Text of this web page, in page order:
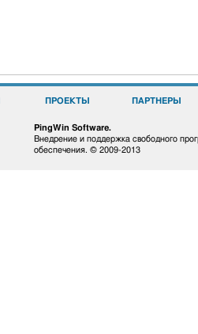
ПРОЕКТЫ ПАРТНЕРЫ
PingWin Software.
Внедрение и поддержка свободного
обеспечения. © 2009-2013